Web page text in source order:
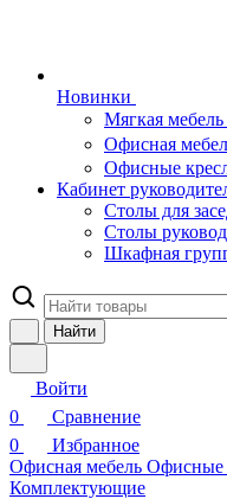
Новинки
Мягкая мебель
Офисная
Офисные
Кабинет
Столы для
Столы
Шкафная
Найти
Войти
0
Сравнение
0
Избранное
Офисная мебель Офисные
Комплектующие